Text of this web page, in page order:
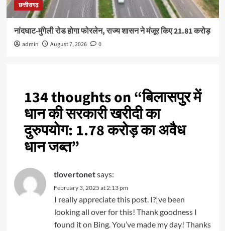
छत्तीसगढ़
नांदघाट-मुंगेली रोड होगा फोरलेन, राज्य शासन ने मंजूर किए 21.81 करोड़
admin August 7, 2026 0
134 thoughts on “बिलासपुर में
धान की सरकारी खरीदी का
दुरुपयोग: 1.78 करोड़ का अवैध
धान जब्त”
tlovertonetsays:
February 3, 2025 at 2:13 pm
I really appreciate this post. I?¦ve been
looking all over for this! Thank goodness I
found it on Bing. You’ve made my day! Thanks